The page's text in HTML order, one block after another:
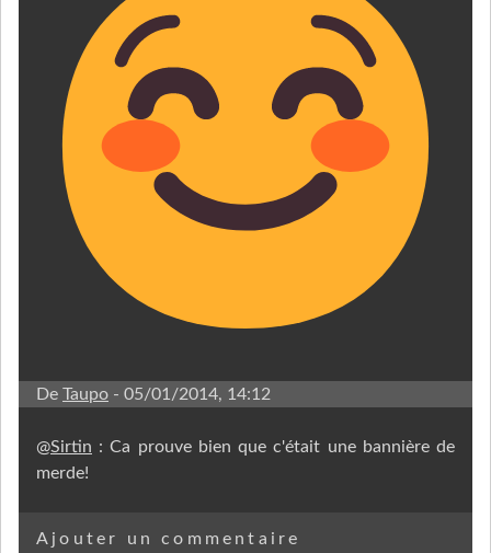
De Taupo - 05/01/2014, 14:12
@Sirtin : Ca prouve bien que c'était une bannière de
merde!
Ajouter un commentaire